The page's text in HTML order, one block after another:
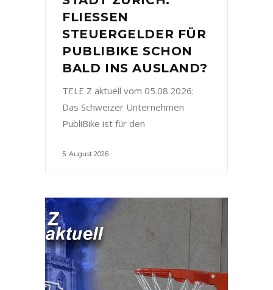
FLIESSEN
STEUERGELDER FÜR
PUBLIBIKE SCHON
BALD INS AUSLAND?
TELE Z aktuell vom 05.08.2026:
Das Schweizer Unternehmen
PubliBike ist für den
5. August 2026